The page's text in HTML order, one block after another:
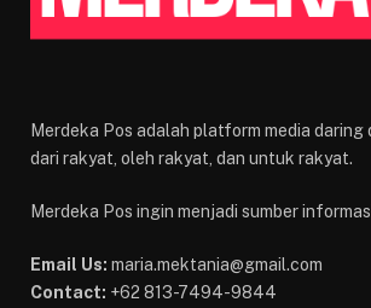
Merdeka Pos adalah platform media
dari rakyat, oleh rakyat, dan untuk rakyat.
Merdeka Pos ingin menjadi sumber
Email Us: maria.mektania@gmail.com
Contact: +62 813-7494-9844